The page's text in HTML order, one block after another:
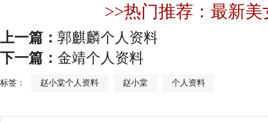
>>热门推荐：最新美
上一篇： 郭麒麟个人资料
下一篇： 金靖个人资料
标签： 赵小棠个人资料 赵小棠 个人资料